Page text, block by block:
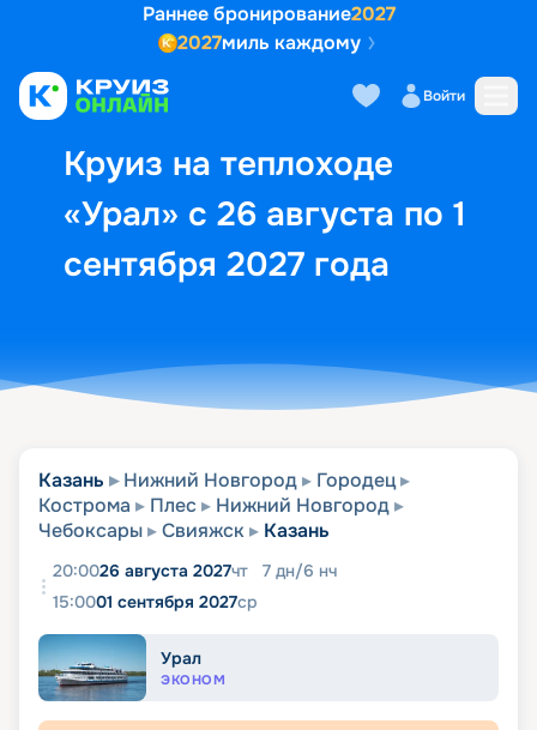
Раннее бронирование2027
2027миль каждому
Войти
Круиз на теплоходе
«Урал» с 26 августа по 1
сентября 2027 года
Выбор кают Маршрут и
Казань Нижний Новгород
Городец
Кострома
Плес
Нижний Новгород
Чебоксары
Свияжск Казань
20:0026 августа 2027чт 7 дн/6 нч
15:0001 сентября 2027ср
Урал
ЭКОНОМ